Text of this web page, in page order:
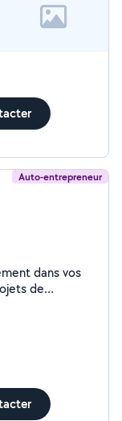
Auto-entrepreneur
dans vos
de
en relation